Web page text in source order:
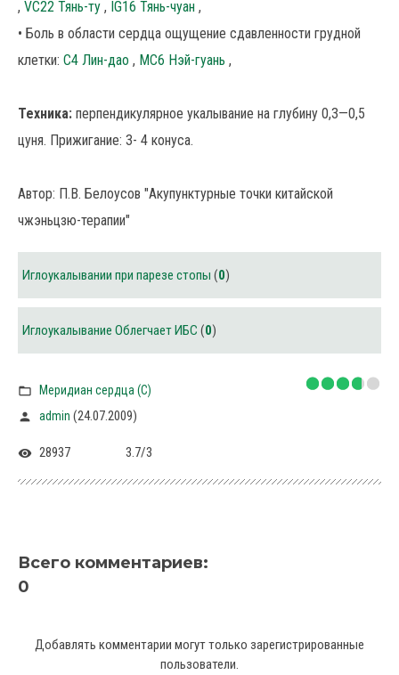
, VC22 Тянь-ту , IG16 Тянь-чуан ,
• Боль в области сердца ощущение сдавленности грудной
клетки: C4 Лин-дао , MC6 Нэй-гуань ,
Техника: перпендикулярное укалывание на глубину 0,3—0,5
цуня. Прижигание: 3- 4 конуса.
Автор: П.В. Белоусов "Акупунктурные точки китайской
чжэньцзю-терапии"
Иглоукалывании при парезе стопы (0)
Иглоукалывание Облегчает ИБС (0)
Меридиан сердца (C)
admin (24.07.2009)
28937 3.7/3
Всего комментариев:
0
Добавлять комментарии могут только зарегистрированные
пользователи.